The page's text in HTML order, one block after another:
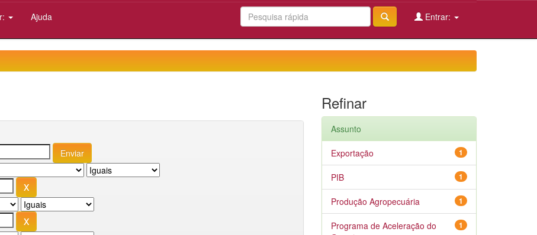
Ajuda Entrar:
Refinar
Assunto
1
Exportação
1
PIB
1
Produção Agropecuária
1
Programa de Aceleração do